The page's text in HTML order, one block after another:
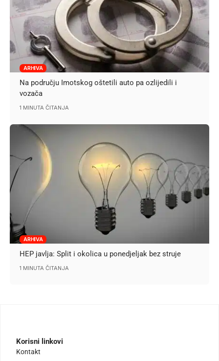
ARHIVA
Na području Imotskog oštetili auto pa ozlijedili i
vozača
1 MINUTA ČITANJA
ARHIVA
HEP javlja: Split i okolica u ponedjeljak bez struje
1 MINUTA ČITANJA
Korisni linkovi
Kontakt